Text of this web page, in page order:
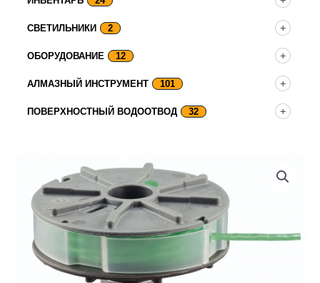
СВЕТИЛЬНИКИ 2
ОБОРУДОВАНИЕ 12
АЛМАЗНЫЙ ИНСТРУМЕНТ 101
ПОВЕРХНОСТНЫЙ ВОДООТВОД 32